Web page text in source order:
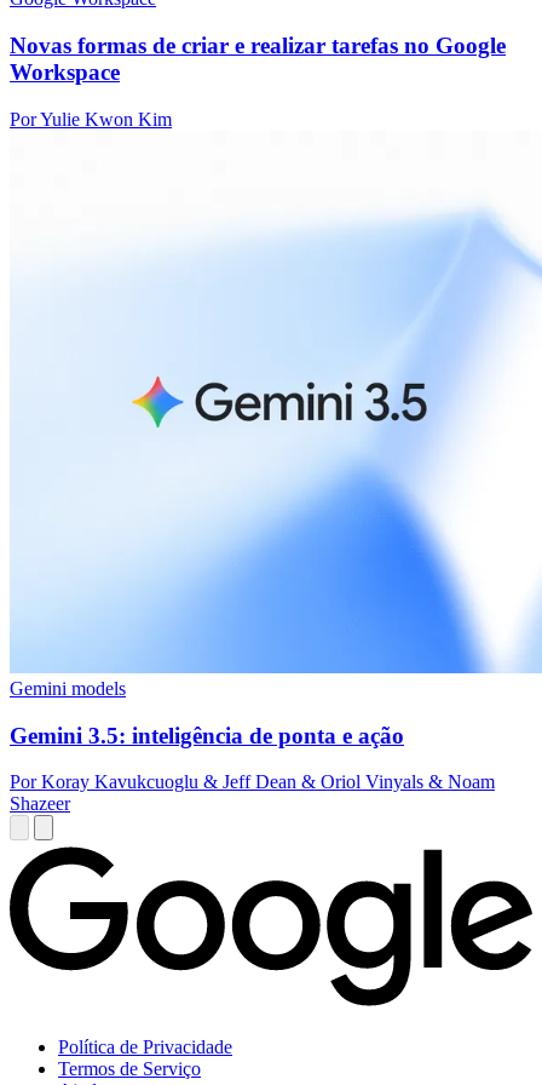
Novas formas de criar e realizar tarefas no Google
Workspace
Por Yulie Kwon Kim
Gemini models
Gemini 3.5: inteligência de ponta e ação
Por Koray Kavukcuoglu & Jeff Dean & Oriol Vinyals & Noam
Shazeer
Política de Privacidade
Termos de Serviço